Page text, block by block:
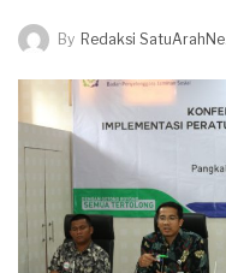
By Redaksi SatuArahNews